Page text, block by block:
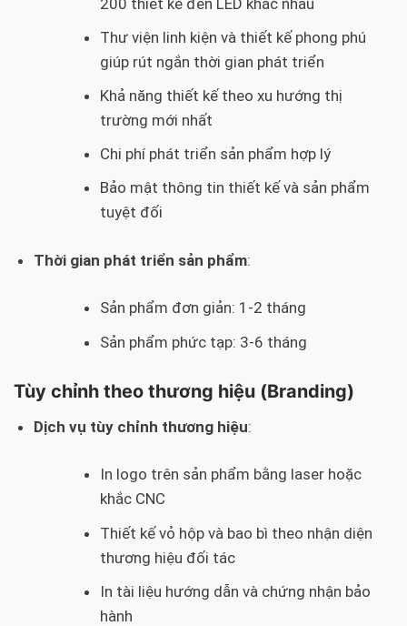
Thư viện linh kiện và thiết kế phong phú
giúp rút ngắn thời gian phát triển
Khả năng thiết kế theo xu hướng thị
trường mới nhất
Chi phí phát triển sản phẩm hợp lý
Bảo mật thông tin thiết kế và sản phẩm
tuyệt đối
Thời gian phát triển sản phẩm:
Sản phẩm đơn giản: 1-2 tháng
Sản phẩm phức tạp: 3-6 tháng
Tùy chỉnh theo thương hiệu (Branding)
Dịch vụ tùy chỉnh thương hiệu:
In logo trên sản phẩm bằng laser hoặc
khắc CNC
Thiết kế vỏ hộp và bao bì theo nhận diện
thương hiệu đối tác
In tài liệu hướng dẫn và chứng nhận bảo
hành